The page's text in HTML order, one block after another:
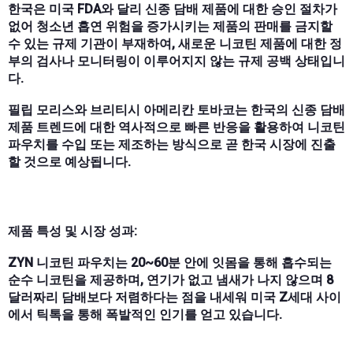
한국은 미국 FDA와 달리 신종 담배 제품에 대한 승인 절차가
없어 청소년 흡연 위험을 증가시키는 제품의 판매를 금지할
수 있는 규제 기관이 부재하여, 새로운 니코틴 제품에 대한 정
부의 검사나 모니터링이 이루어지지 않는 규제 공백 상태입니
다.
필립 모리스와 브리티시 아메리칸 토바코는 한국의 신종 담배
제품 트렌드에 대한 역사적으로 빠른 반응을 활용하여 니코틴
파우치를 수입 또는 제조하는 방식으로 곧 한국 시장에 진출
할 것으로 예상됩니다.
제품 특성 및 시장 성과:
ZYN 니코틴 파우치는 20~60분 안에 잇몸을 통해 흡수되는
순수 니코틴을 제공하며, 연기가 없고 냄새가 나지 않으며 8
달러짜리 담배보다 저렴하다는 점을 내세워 미국 Z세대 사이
에서 틱톡을 통해 폭발적인 인기를 얻고 있습니다.